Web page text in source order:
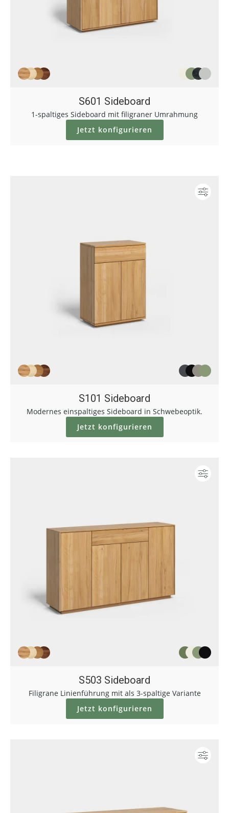
S601 Sideboard
1-spaltiges Sideboard mit filigraner Umrahmung
Jetzt konfigurieren
S101 Sideboard
Modernes einspaltiges Sideboard in Schwebeoptik.
Jetzt konfigurieren
S503 Sideboard
Filigrane Linienführung mit als 3-spaltige Variante
Jetzt konfigurieren